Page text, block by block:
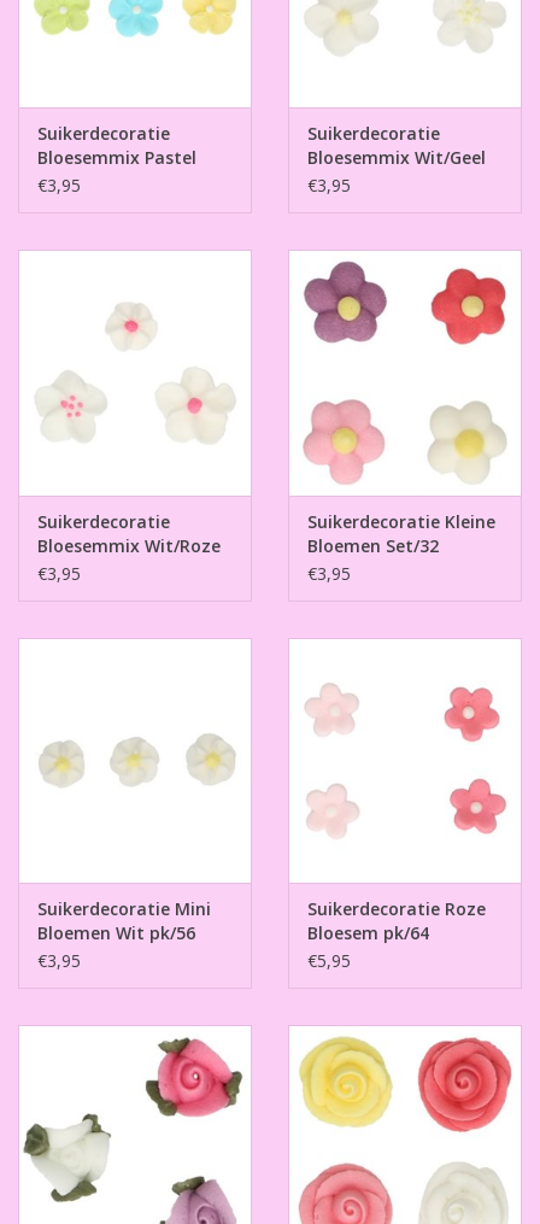
Suikerdecoratie
Bloesemmix Pastel
Set/32
€3,95
Suikerdecoratie
Bloesemmix Wit/Geel
Set /32
€3,95
Suikerdecoratie
Bloesemmix Wit/Roze
Set/32
€3,95
Suikerdecoratie Kleine
Bloemen Set/32
€3,95
Suikerdecoratie Mini
Bloemen Wit pk/56
€3,95
Suikerdecoratie Roze
Bloesem pk/64
€5,95